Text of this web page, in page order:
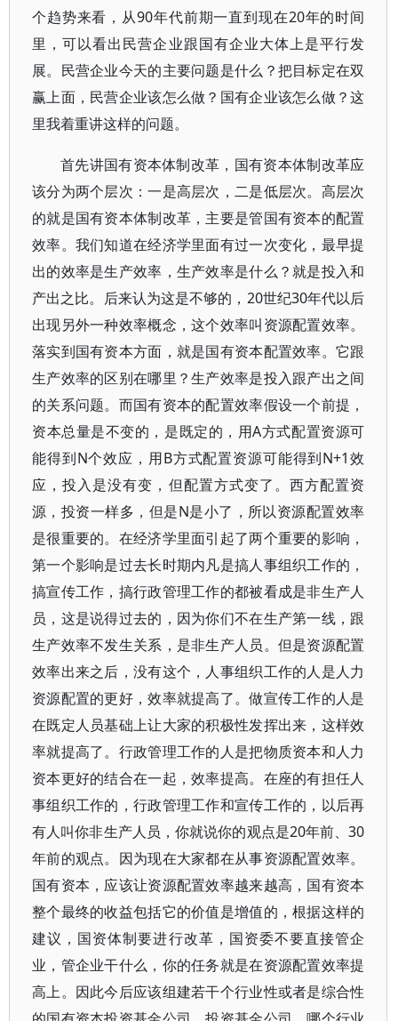
个趋势来看，从90年代前期一直到现在20年的时间
里，可以看出民营企业跟国有企业大体上是平行发
展。民营企业今天的主要问题是什么？把目标定在双
赢上面，民营企业该怎么做？国有企业该怎么做？这
里我着重讲这样的问题。
首先讲国有资本体制改革，国有资本体制改革应
该分为两个层次：一是高层次，二是低层次。高层次
的就是国有资本体制改革，主要是管国有资本的配置
效率。我们知道在经济学里面有过一次变化，最早提
出的效率是生产效率，生产效率是什么？就是投入和
产出之比。后来认为这是不够的，20世纪30年代以后
出现另外一种效率概念，这个效率叫资源配置效率。
落实到国有资本方面，就是国有资本配置效率。它跟
生产效率的区别在哪里？生产效率是投入跟产出之间
的关系问题。而国有资本的配置效率假设一个前提，
资本总量是不变的，是既定的，用A方式配置资源可
能得到N个效应，用B方式配置资源可能得到N+1效
应，投入是没有变，但配置方式变了。西方配置资
源，投资一样多，但是N是小了，所以资源配置效率
是很重要的。在经济学里面引起了两个重要的影响，
第一个影响是过去长时期内凡是搞人事组织工作的，
搞宣传工作，搞行政管理工作的都被看成是非生产人
员，这是说得过去的，因为你们不在生产第一线，跟
生产效率不发生关系，是非生产人员。但是资源配置
效率出来之后，没有这个，人事组织工作的人是人力
资源配置的更好，效率就提高了。做宣传工作的人是
在既定人员基础上让大家的积极性发挥出来，这样效
率就提高了。行政管理工作的人是把物质资本和人力
资本更好的结合在一起，效率提高。在座的有担任人
事组织工作的，行政管理工作和宣传工作的，以后再
有人叫你非生产人员，你就说你的观点是20年前、30
年前的观点。因为现在大家都在从事资源配置效率。
国有资本，应该让资源配置效率越来越高，国有资本
整个最终的收益包括它的价值是增值的，根据这样的
建议，国资体制要进行改革，国资委不要直接管企
业，管企业干什么，你的任务就是在资源配置效率提
高上。因此今后应该组建若干个行业性或者是综合性